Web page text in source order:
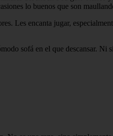
lo buenos que son
Les encanta jugar,
sofá en el que descansar. Ni